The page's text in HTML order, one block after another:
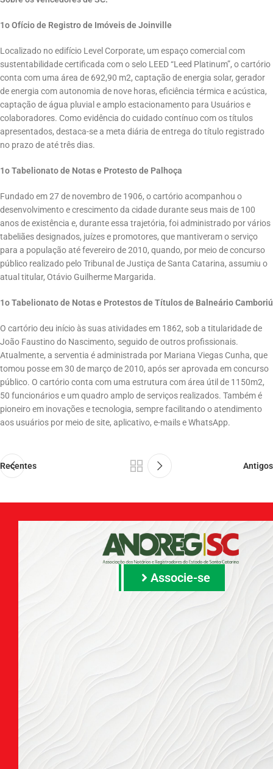
1o Ofício de Registro de Imóveis de Joinville
Localizado no edifício Level Corporate, um espaço comercial com
sustentabilidade certificada com o selo LEED “Leed Platinum”, o cartório
conta com uma área de 692,90 m2, captação de energia solar, gerador
de energia com autonomia de nove horas, eficiência térmica e acústica,
captação de água pluvial e amplo estacionamento para Usuários e
colaboradores. Como evidência do cuidado contínuo com os títulos
apresentados, destaca-se a meta diária de entrega do título registrado
no prazo de até três dias.
1o Tabelionato de Notas e Protesto de Palhoça
Fundado em 27 de novembro de 1906, o cartório acompanhou o
desenvolvimento e crescimento da cidade durante seus mais de 100
anos de existência e, durante essa trajetória, foi administrado por vários
tabeliães designados, juízes e promotores, que mantiveram o serviço
para a população até fevereiro de 2010, quando, por meio de concurso
público realizado pelo Tribunal de Justiça de Santa Catarina, assumiu o
atual titular, Otávio Guilherme Margarida.
1o Tabelionato de Notas e Protestos de Títulos de Balneário Camboriú
O cartório deu início às suas atividades em 1862, sob a titularidade de
João Faustino do Nascimento, seguido de outros profissionais.
Atualmente, a serventia é administrada por Mariana Viegas Cunha, que
tomou posse em 30 de março de 2010, após ser aprovada em concurso
público. O cartório conta com uma estrutura com área útil de 1150m2,
50 funcionários e um quadro amplo de serviços realizados. Também é
pioneiro em inovações e tecnologia, sempre facilitando o atendimento
aos usuários por meio de site, aplicativo, e-mails e WhatsApp.
Recentes Antigos
Associe-se